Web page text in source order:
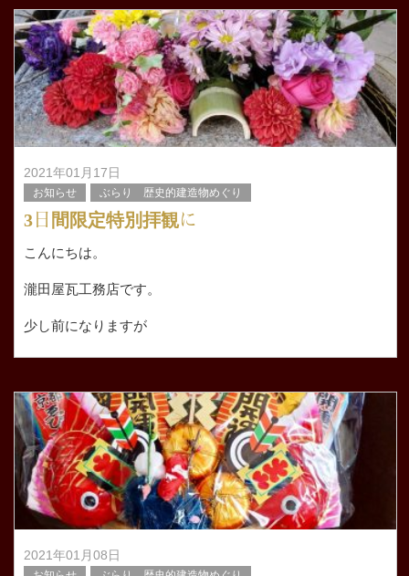
伏見区で給湯器の入れ換え工事に兵庫県西宮市でマンショ
ンのイン
2021年01月17日
お知らせ ぶらり 歴史的建造物めぐり
3日間限定特別拝観に
こんにちは。
瀧田屋瓦工務店です。
少し前になりますが
京都市東山区にある 勝林寺さんの特別拝観に行かせてい
今年はコロナの影響で３日間限定だったそうです。
&
2021年01月08日